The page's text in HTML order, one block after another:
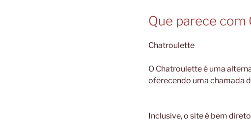
Que parece com
Chatroulette
O Chatroulette é uma
oferecendo uma chamada
Inclusive, o site é bem